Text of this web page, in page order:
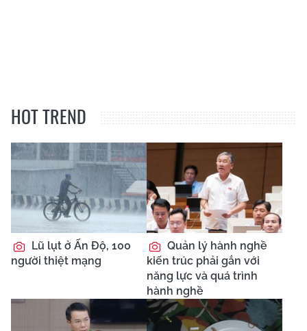
HOT TREND
Lũ lụt ở Ấn Độ, 100
người thiệt mạng
Quản lý hành nghề
kiến trúc phải gắn với
năng lực và quá trình
hành nghề